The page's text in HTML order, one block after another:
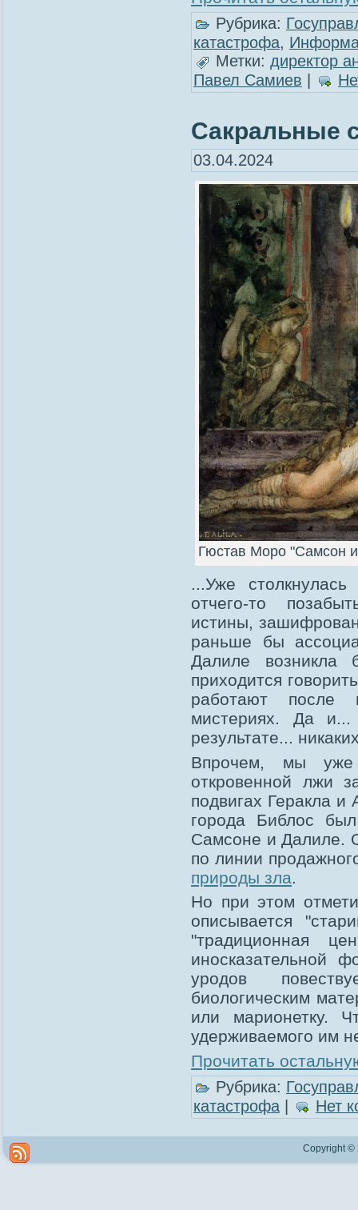
Рубрика:
катастрофа,
Метки: директор
Павел Самиев
Сакральные
03.04.2024
Гюстав Моро "Самсон
...Уже
отчего-то
истины,
раньше бы
Далиле возникла
приходится
работают после
мистериях. Да
результате...
Впрочем, мы уже
откровенной лжи
подвигах Геракла и
города Библос
Самсоне и Далиле.
по линии
природы зла.
Но при этом
описывается
"традиционная
иносказательной
уродов
биологическим
или марионетку.
удерживаемого им
Прочитать
Рубрика:
катастрофа
Нет
Copyright